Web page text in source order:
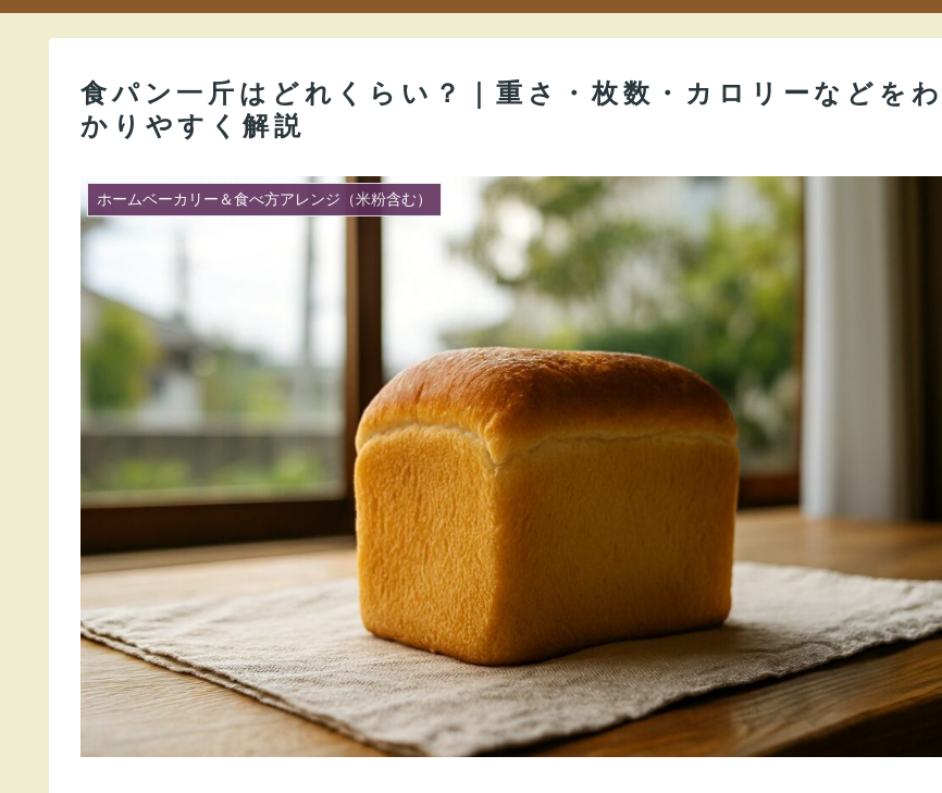
食パン一斤はどれくらい？｜重さ・枚数・カロリーなどをわ
かりやすく解説
ホームベーカリー＆食べ方アレンジ（米粉含む）